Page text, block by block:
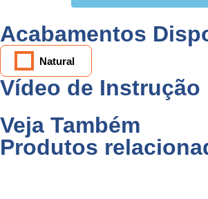
Acabamentos
Natural
Vídeo de Instrução
Veja Também
Produtos